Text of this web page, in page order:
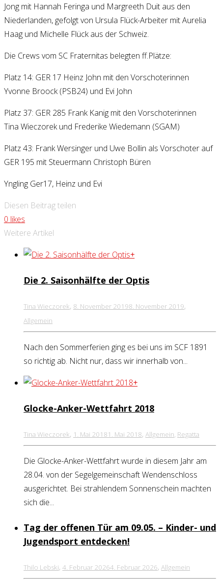
Jong mit Hannah Feringa und Margreeth Duit aus den
Niederlanden, gefolgt von Ursula Flück-Arbeiter mit Aurelia
Haag und Michelle Flück aus der Schweiz.
Die Crews vom SC Fraternitas belegten ff.Plätze:
Platz 14: GER 17 Heinz John mit den Vorschoterinnen
Yvonne Broock (PSB24) und Evi John
Platz 37: GER 285 Frank Kanig mit den Vorschoterinnen
Tina Wieczorek und Frederike Wiedemann (SGAM)
Platz 43: Frank Wersinger und Uwe Bollin als Vorschoter auf
GER 195 mit Steuermann Christoph Büren
Yngling Ger17, Heinz und Evi
Diesen Beitrag teilen
0 likes
Weitere Artikel
+
Die 2. Saisonhälfte der Optis
Tina Wieczorek, 8. November 20198. November 2019,
Allgemein
Nach den Sommerferien ging es bei uns im SCF 1891
so richtig ab. Nicht nur, dass wir innerhalb von...
+
Glocke-Anker-Wettfahrt 2018
Tina Wieczorek, 1. Mai 20181. Mai 2018, Allgemein Regatta
Die Glocke-Anker-Wettfahrt wurde in diesem Jahr am
28.04. von der Segelgemeinschaft Wendenschloss
ausgerichtet. Bei strahlendem Sonnenschein machten
sich die...
Tag der offenen Tür am 09.05. – Kinder- und
Jugendsport entdecken!
Thilo Lebski, 4. Februar 20264. Februar 2026, Allgemein